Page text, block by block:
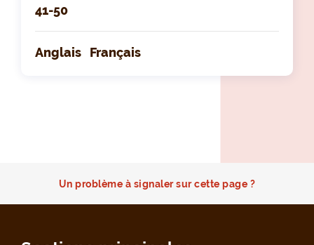
41-50
Anglais Français
Un problème à signaler sur cette page ?